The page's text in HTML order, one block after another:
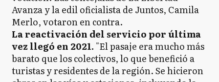
Avanza y la edil oficialista de Juntos, Camila
Merlo, votaron en contra.
La reactivación del servicio por última
vez llegó en 2021. "El pasaje era mucho más
barato que los colectivos, lo que benefició a
turistas y residentes de la región. Se hicieron